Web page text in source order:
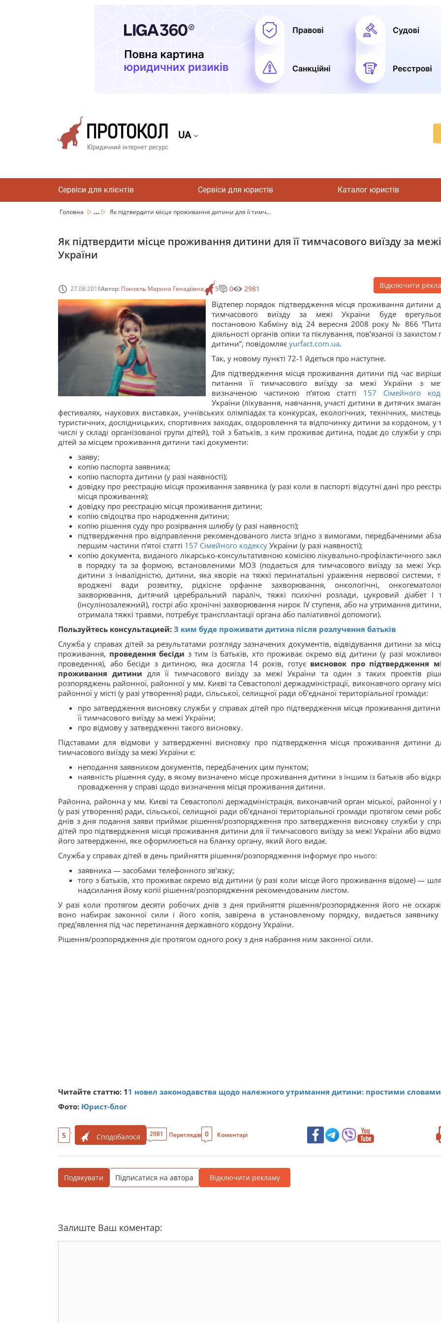
UA
Сервіси для клієнтів Сервіси для юристів Каталог юристів
Головна ... Як підтвердити місце проживання дитини для її тимч...
Як підтвердити місце проживання дитини для її тимчасового виїзду за межі
України
27.08.2018Автор: Понзель Марина Генадіївна 5 0 2981 Відключити
Відтепер порядок підтвердження місця проживання дитини
тимчасового виїзду за межі України буде
постановою Кабміну від 24 вересня 2008 року № 866
діяльності органів опіки та піклування, пов’язаної із захистом
дитини”, повідомляє yurfact.com.ua.
Так, у новому пункті 72-1 йдеться про наступне.
Для підтвердження місця проживання дитини під час
питання її тимчасового виїзду за межі України з
визначеною частиною п’ятою статті 157 Сімейного
України (лікування, навчання, участі дитини в дитячих
фестивалях, наукових виставках, учнівських олімпіадах та конкурсах, екологічних, технічних,
туристичних, дослідницьких, спортивних заходах, оздоровлення та відпочинку дитини за кордоном, у
числі у складі організованої групи дітей), той з батьків, з ким проживає дитина, подає до служби у
дітей за місцем проживання дитини такі документи:
заяву;
копію паспорта заявника;
копію паспорта дитини (у разі наявності);
довідку про реєстрацію місця проживання заявника (у разі коли в паспорті відсутні дані про
місця проживання);
довідку про реєстрацію місця проживання дитини;
копію свідоцтва про народження дитини;
копію рішення суду про розірвання шлюбу (у разі наявності);
підтвердження про відправлення рекомендованого листа згідно з вимогами, передбаченими
першим частини п’ятої статті 157 Сімейного кодексу України (у разі наявності);
копію документа, виданого лікарсько-консультативною комісією лікувально-профілактичного
в порядку та за формою, встановленими МОЗ (подається для тимчасового виїзду за межі
дитини з інвалідністю, дитини, яка хворіє на тяжкі перинатальні ураження нервової системи,
вроджені вади розвитку, рідкісне орфанне захворювання, онкологічні,
захворювання, дитячий церебральний параліч, тяжкі психічні розлади, цукровий діабет I
(інсулінозалежний), гострі або хронічні захворювання нирок IV ступеня, або на утримання
отримала тяжкі травми, потребує трансплантації органа або паліативної допомоги).
Пользуйтесь консультацией: З ким буде проживати дитина після розлучення батьків
Служба у справах дітей за результатами розгляду зазначених документів, відвідування дитини за
проживання, проведення бесіди з тим із батьків, хто проживає окремо від дитини (у разі
проведення), або бесіди з дитиною, яка досягла 14 років, готує висновок про підтвердження
проживання дитини для її тимчасового виїзду за межі України та один з таких проектів
розпоряджень районної, районної у мм. Києві та Севастополі держадміністрації, виконавчого органу
районної у місті (у разі утворення) ради, сільської, селищної ради об’єднаної територіальної громади:
про затвердження висновку служби у справах дітей про підтвердження місця проживання
її тимчасового виїзду за межі України;
про відмову у затвердженні такого висновку.
Підставами для відмови у затвердженні висновку про підтвердження місця проживання дитини
тимчасового виїзду за межі України є:
неподання заявником документів, передбачених цим пунктом;
наявність рішення суду, в якому визначено місце проживання дитини з іншим із батьків або
провадження у справі щодо визначення місця проживання дитини.
Районна, районна у мм. Києві та Севастополі держадміністрація, виконавчий орган міської, районної у
(у разі утворення) ради, сільської, селищної ради об’єднаної територіальної громади протягом семи
днів з дня подання заяви приймає рішення/розпорядження про затвердження висновку служби у
дітей про підтвердження місця проживання дитини для її тимчасового виїзду за межі України або
його затвердженні, яке оформлюється на бланку органу, який його видає.
Служба у справах дітей в день прийняття рішення/розпорядження інформує про нього:
заявника — засобами телефонного зв’язку;
того з батьків, хто проживає окремо від дитини (у разі коли місце його проживання відоме) —
надсилання йому копії рішення/розпорядження рекомендованим листом.
У разі коли протягом десяти робочих днів з дня прийняття рішення/розпорядження його не
воно набирає законної сили і його копія, завірена в установленому порядку, видається
пред’явлення під час перетинання державного кордону України.
Рішення/розпорядження діє протягом одного року з дня набрання ним законної сили.
Читайте статтю: 11 новел законодавства щодо належного утримання дитини: простими словами
Фото: Юрист-блог
5 Сподобалося 2981 Переглядів 0 Коментарі
Подякувати Підписатися на автора Відключити рекламу
Залиште Ваш коментар: